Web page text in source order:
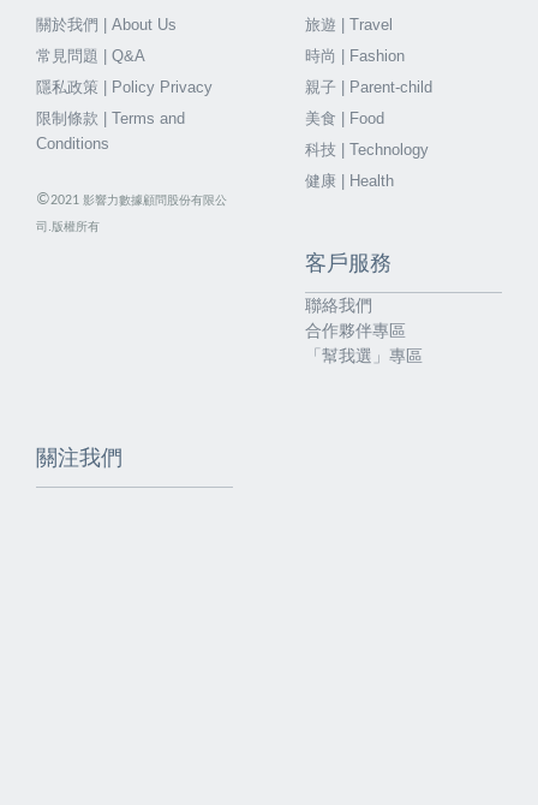
關於我們 | About Us
常見問題 | Q&A
隱私政策 | Policy Privacy
限制條款 | Terms and
Conditions
©2021 影響力數據顧問股份有限公
司.版權所有
旅遊 | Travel
時尚 | Fashion
親子 | Parent-child
美食 | Food
科技 | Technology
健康 | Health
客戶服務
聯絡我們
合作夥伴專區
「幫我選」專區
關注我們